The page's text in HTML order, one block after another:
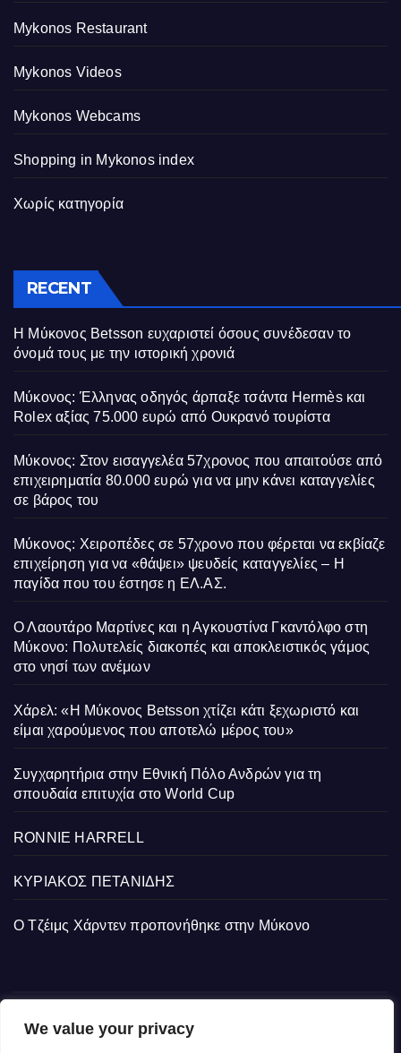
We value your privacy
Mykonos Restaurant
Mykonos Videos
Mykonos Webcams
Shopping in Mykonos index
Χωρίς κατηγορία
RECENT
Η Μύκονος Betsson ευχαριστεί όσους συνέδεσαν το
όνομά τους με την ιστορική χρονιά
Μύκονος: Έλληνας οδηγός άρπαξε τσάντα Hermès και
Rolex αξίας 75.000 ευρώ από Ουκρανό τουρίστα
Μύκονος: Στον εισαγγελέα 57χρονος που απαιτούσε από
επιχειρηματία 80.000 ευρώ για να μην κάνει καταγγελίες
σε βάρος του
Μύκονος: Χειροπέδες σε 57χρονο που φέρεται να εκβίαζε
επιχείρηση για να «θάψει» ψευδείς καταγγελίες – Η
παγίδα που του έστησε η ΕΛ.ΑΣ.
Ο Λαουτάρο Μαρτίνες και η Αγκουστίνα Γκαντόλφο στη
Μύκονο: Πολυτελείς διακοπές και αποκλειστικός γάμος
στο νησί των ανέμων
Χάρελ: «Η Μύκονος Betsson χτίζει κάτι ξεχωριστό και
είμαι χαρούμενος που αποτελώ μέρος του»
Συγχαρητήρια στην Εθνική Πόλο Ανδρών για τη
σπουδαία επιτυχία στο World Cup
RONNIE HARRELL
ΚΥΡΙΑΚΟΣ ΠΕΤΑΝΙΔΗΣ
Ο Τζέιμς Χάρντεν προπονήθηκε στην Μύκονο